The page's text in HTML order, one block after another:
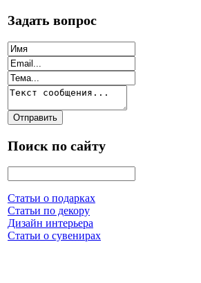
Задать вопрос
Поиск по сайту
Статьи о подарках
Статьи по декору
Дизайн интерьера
Статьи о сувенирах